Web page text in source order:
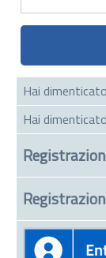
Hai
Hai